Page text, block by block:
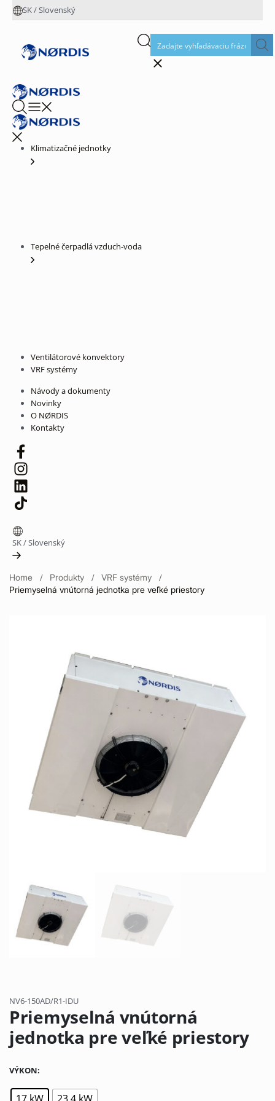
SK/Slovenský
Klimatizačné jednotky
Tepelné čerpadlá vzduch-voda
Ventilátorové konvektory
VRF systémy
Návody a dokumenty
Novinky
O NØRDIS
Kontakty
SK/Slovenský
Home Produkty
VRF systémy
Priemyselná vnútorná jednotka pre veľké priestory
NV6-150AD/R1-IDU
Priemyselná vnútorná
jednotka pre veľké priestory
VÝKON